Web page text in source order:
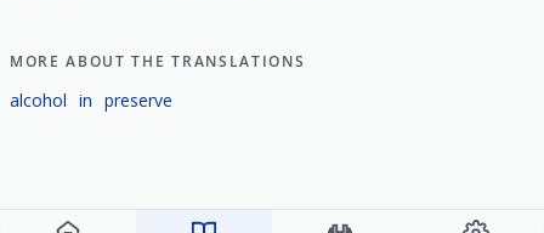
MORE ABOUT THE TRANSLATIONS
alcohol in preserve